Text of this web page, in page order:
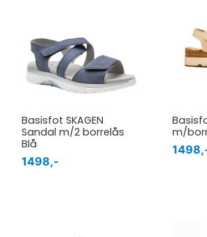
Basisfot SKAGEN
Sandal m/2 borrelås
Blå
1498,-
m/